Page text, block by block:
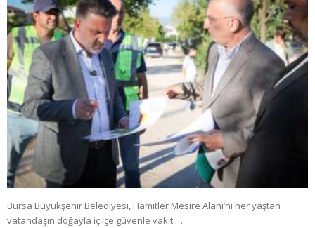
Bursa Büyükşehir Belediyesi, Hamitler Mesire Alanı’nı her yaştan
vatandaşın doğayla iç içe güvenle vakit …